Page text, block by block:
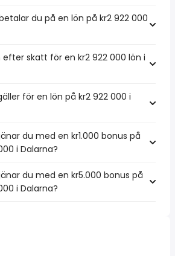
du på en lön på kr2 922 000
skatt för en kr2 922 000 lön i
för en lön på kr2 922 000 i
du med en kr1.000 bonus på
i Dalarna?
du med en kr5.000 bonus på
i Dalarna?